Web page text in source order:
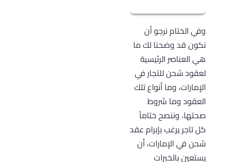
مسؤولية البضاعة
من شحنها حتى
وصولها إلى
المشتري، وهو
من أكثر العقود
التي تشكل ضماناً
للمشتري للحصول
على بضاعته دون
أية مخاطر تتعلق
بالطريق
والاستلام.
نصت المادة 277
من قانون
المعاملات
التجارية الإماراتي
على أنه لا تعتبر
قوة قاهرة في
عقود النقل انفجار
وسائل النقل أو
احتراقها أو
تصادمها أو غير
وفي الختام نرجو أن
نكون قد وضحنا لك ما
هي العناصر الرئيسية
لعقود شحن للتجار في
الإمارات، وما أنواع تلك
العقود وما شروط
صحتها، وننصح ختاماً
كل تاجر يرغب بإبرام عقد
شحن في الإمارات، أن
يستعين بالخبرات